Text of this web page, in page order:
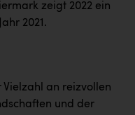
zeigt 2022 ein
2021.
Vielzahl an reizvollen
und der